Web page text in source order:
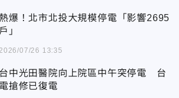
熱爆！北市北投大規模停電「影響2695
戶」
2026/07/26 13:35
台中光田醫院向上院區中午突停電 台
電搶修已復電